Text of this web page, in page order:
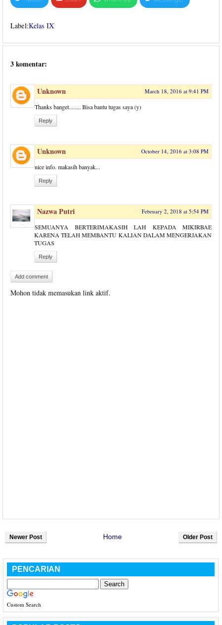
Label:Kelas IX
3 komentar:
Unknown March 18, 2016 at 9:41 PM
Thanks banget........ Bisa bantu tugas saya (y)
Reply
Unknown October 14, 2016 at 3:08 PM
nice info. makasih banyak...
Reply
Nazwa Putri February 2, 2018 at 5:54 PM
SEMUANYA BERTERIMAKASIH LAH KEPADA MIKIRBAE
KARENA TELAH MEMBANTU KALIAN DALAM MENGERJAKAN
TUGAS
Reply
Add comment
Mohon tidak memasukan link aktif.
Newer Post Older Post
Home
PENCARIAN
Custom Search